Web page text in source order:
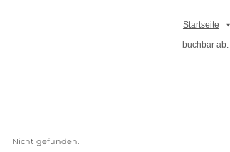
Startseite
buchbar ab:
Nicht gefunden.